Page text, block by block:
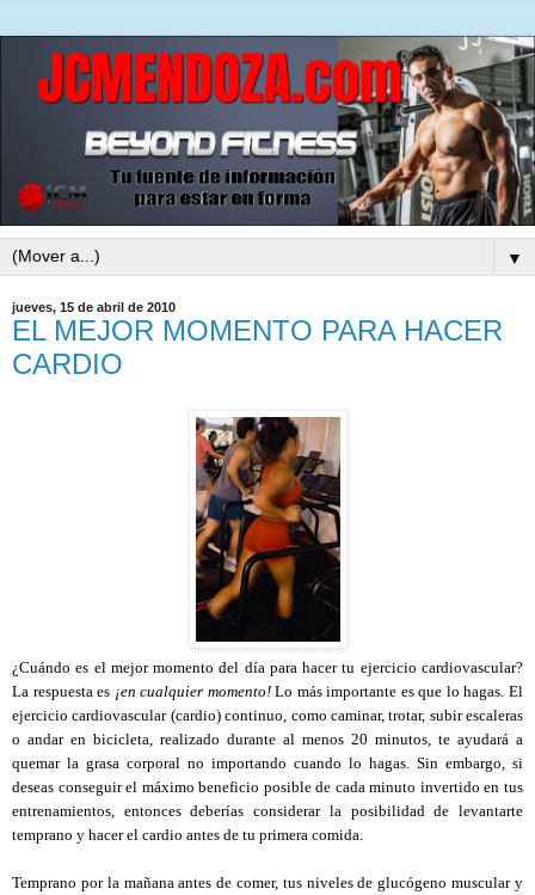
▼
jueves, 15 de abril de 2010
EL MEJOR MOMENTO PARA HACER
CARDIO
¿Cuándo es el mejor momento del día para hacer tu ejercicio cardiovascular?
La respuesta es ¡en cualquier momento!Lo más importante es que lo hagas. El
ejercicio cardiovascular (cardio) continuo, como caminar, trotar, subir escaleras
o andar en bicicleta, realizado durante al menos 20 minutos, te ayudará a
quemar la grasa corporal no importando cuando lo hagas. Sin embargo, si
deseas conseguir el máximo beneficio posible de cada minuto invertido en tus
entrenamientos, entonces deberías considerar la posibilidad de levantarte
temprano y hacer el cardio antes de tu primera comida.
Temprano por la mañana antes de comer, tus niveles de glucógeno muscular y